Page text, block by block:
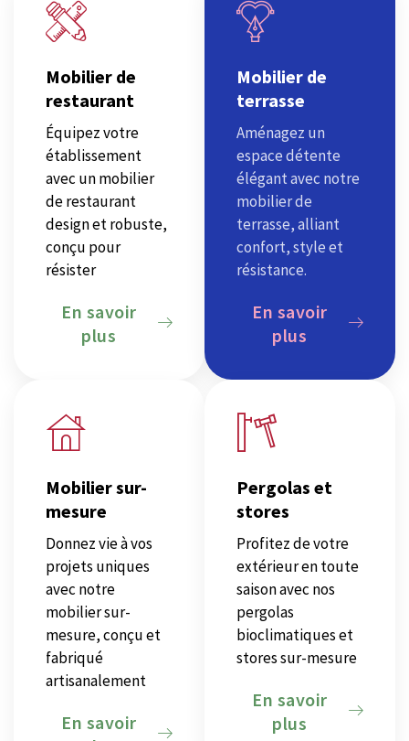
Mobilier de
restaurant
Équipez votre
établissement
avec un mobilier
de restaurant
design et robuste,
conçu pour
résister
En savoir
plus
Mobilier de
terrasse
Aménagez un
espace détente
élégant avec notre
mobilier de
terrasse, alliant
confort, style et
résistance.
En savoir
plus
Mobilier sur-
mesure
Donnez vie à vos
projets uniques
avec notre
mobilier sur-
mesure, conçu et
fabriqué
artisanalement
En savoir
Pergolas et
stores
Profitez de votre
extérieur en toute
saison avec nos
pergolas
bioclimatiques et
stores sur-mesure
En savoir
plus